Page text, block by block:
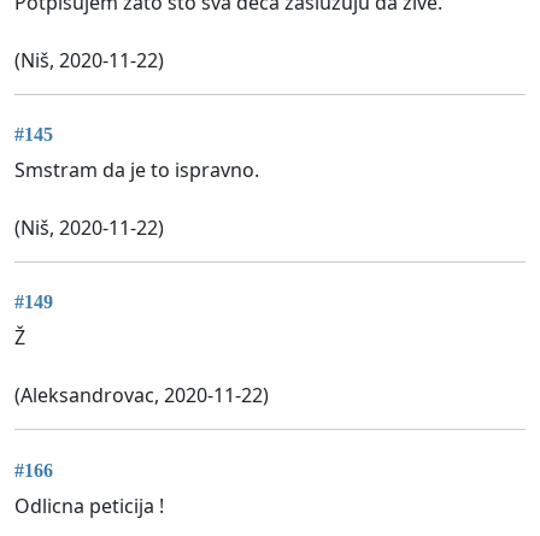
(Niš, 2020-11-22)
#145
Smstram da je to ispravno.
(Niš, 2020-11-22)
#149
Ž
(Aleksandrovac, 2020-11-22)
#166
Odlicna peticija !